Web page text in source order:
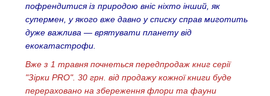
пофрендитися із природою вніс ніхто інший, як
супермен, у якого вже давно у списку справ миготить
дуже важлива — врятувати планету від
екокатастрофи.
Вже з 1 травня почнеться передпродаж книг серії
"Зірки PRO". 30 грн. від продажу кожної книги буде
перераховано на збереження флори та фауни